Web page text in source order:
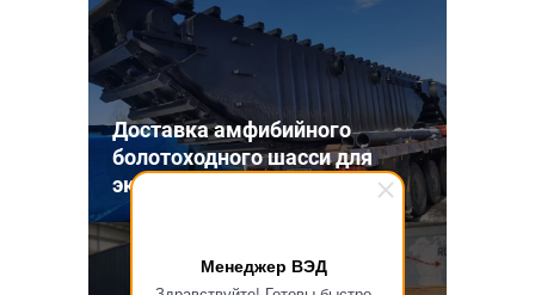
Менеджер ВЭД
Доставка амфибийного
болотоходного шасси для
экскаватора из Китая